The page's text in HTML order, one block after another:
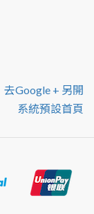
去google + 另開
系統預設首頁